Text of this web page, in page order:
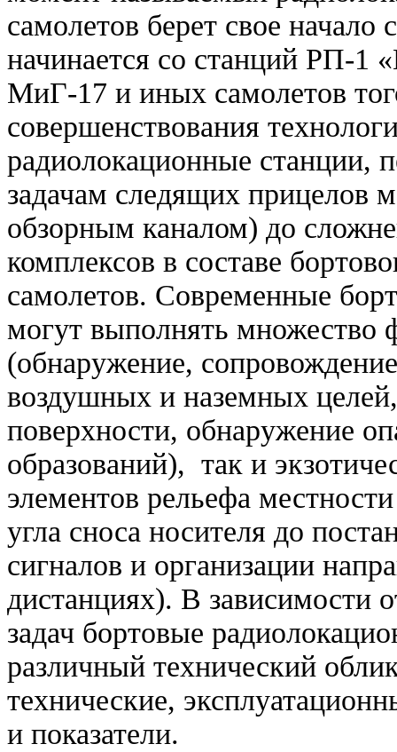
самолетов берет свое
начинается со станций РП-1
МиГ-17 и иных самолетов
совершенствования
радиолокационные станции,
задачам следящих прицелов
обзорным каналом) до
комплексов в составе
самолетов. Современные
могут выполнять множество
(обнаружение,
воздушных и наземных
поверхности, обнаружение
образований), так и
элементов рельефа
угла сноса носителя до
сигналов и организации
дистанциях). В зависимости
задач бортовые
различный технический
технические,
и показатели.